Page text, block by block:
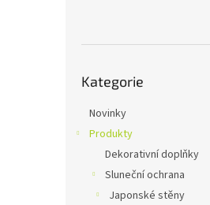
kategorie
Kategorie
Novinky
Produkty
Dekorativní doplňky
Sluneční ochrana
Japonské stěny